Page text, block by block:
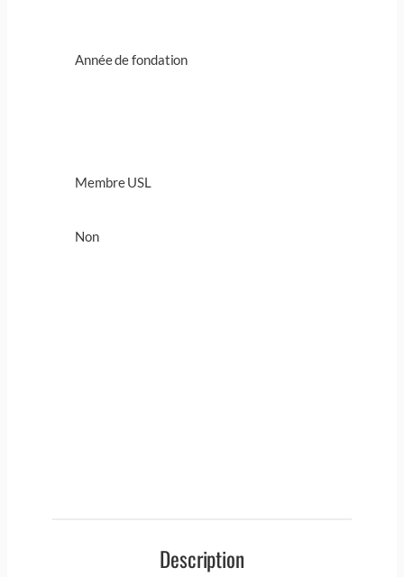
Année de fondation
Membre USL
Non
Description